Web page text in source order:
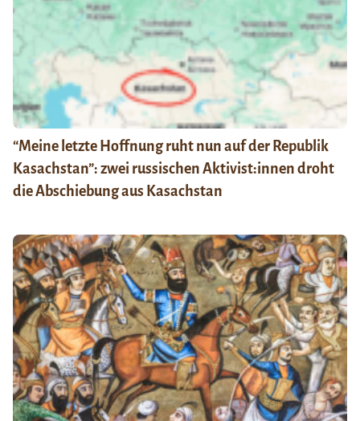
“Meine letzte Hoffnung ruht nun auf der Republik
Kasachstan”: zwei russischen Aktivist:innen droht
die Abschiebung aus Kasachstan